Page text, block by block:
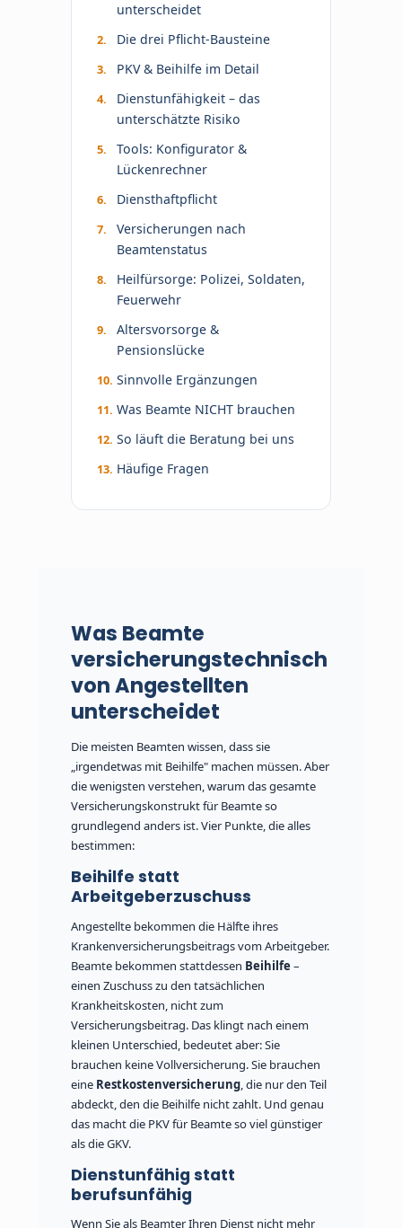
unterscheidet
Die drei Pflicht-Bausteine
PKV & Beihilfe im Detail
Dienstunfähigkeit – das
unterschätzte Risiko
Tools: Konfigurator &
Lückenrechner
Diensthaftpflicht
Versicherungen nach
Beamtenstatus
Heilfürsorge: Polizei, Soldaten,
Feuerwehr
Altersvorsorge &
Pensionslücke
Sinnvolle Ergänzungen
Was Beamte NICHT brauchen
So läuft die Beratung bei uns
Häufige Fragen
Was Beamte
versicherungstechnisch
von Angestellten
unterscheidet
Die meisten Beamten wissen, dass sie
„irgendetwas mit Beihilfe" machen müssen. Aber
die wenigsten verstehen, warum das gesamte
Versicherungskonstrukt für Beamte so
grundlegend anders ist. Vier Punkte, die alles
bestimmen:
Beihilfe statt
Arbeitgeberzuschuss
Angestellte bekommen die Hälfte ihres
Krankenversicherungsbeitrags vom Arbeitgeber.
Beamte bekommen stattdessen Beihilfe –
einen Zuschuss zu den tatsächlichen
Krankheitskosten, nicht zum
Versicherungsbeitrag. Das klingt nach einem
kleinen Unterschied, bedeutet aber: Sie
brauchen keine Vollversicherung. Sie brauchen
eine Restkostenversicherung , die nur den Teil
abdeckt, den die Beihilfe nicht zahlt. Und genau
das macht die PKV für Beamte so viel günstiger
als die GKV.
Dienstunfähig statt
berufsunfähig
Wenn Sie als Beamter Ihren Dienst nicht mehr